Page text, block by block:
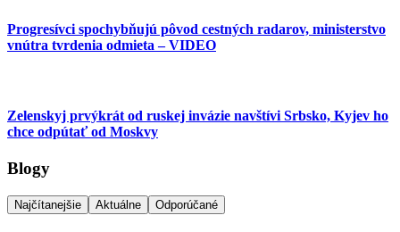
Progresívci spochybňujú pôvod cestných radarov, ministerstvo
vnútra tvrdenia odmieta – VIDEO
Zelenskyj prvýkrát od ruskej invázie navštívi Srbsko, Kyjev ho
chce odpútať od Moskvy
Blogy
Najčítanejšie Aktuálne Odporúčané